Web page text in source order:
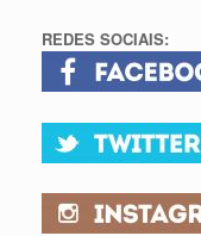
REDES SOCIAIS: